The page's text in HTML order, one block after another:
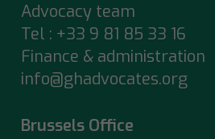
Advocacy team
Tel : +33 9 81 85 33 16
Finance & administration
info@ghadvocates.org
Brussels Office